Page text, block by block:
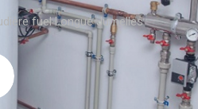
fuel Longué Jumelles